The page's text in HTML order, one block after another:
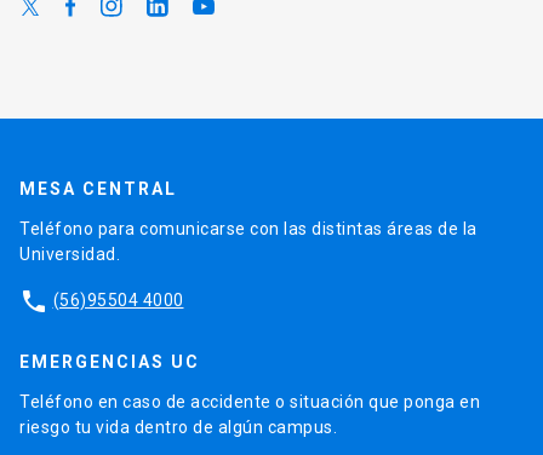
MESA CENTRAL
Teléfono para comunicarse con las distintas áreas de la
Universidad.
phone (56)95504 4000
EMERGENCIAS UC
Teléfono en caso de accidente o situación que ponga en
riesgo tu vida dentro de algún campus.